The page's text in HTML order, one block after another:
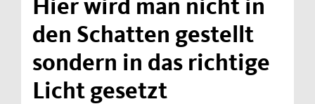
Dafür stehe ich
Termine vor Ort
Neuigkeiten
Hier wird man nicht in
den Schatten gestellt
sondern in das richtige
Licht gesetzt